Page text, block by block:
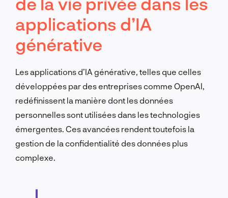
applications d’IA
générative
Les applications d’IA générative, telles que celles
développées par des entreprises comme OpenAI,
redéfinissent la manière dont les données
personnelles sont utilisées dans les technologies
émergentes. Ces avancées rendent toutefois la
gestion de la confidentialité des données plus
complexe.